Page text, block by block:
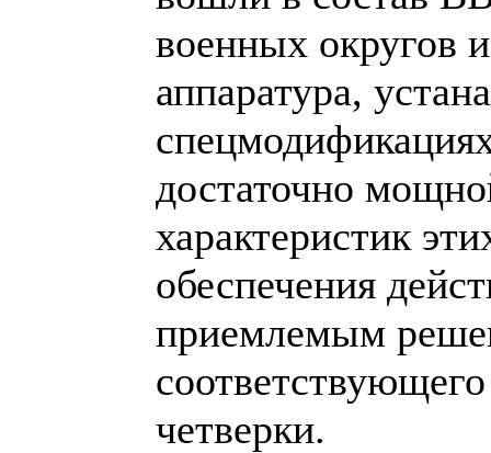
военных округов
аппаратура,
достаточно
характеристик
обеспечения
приемлемым
четверки.